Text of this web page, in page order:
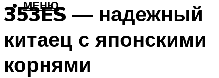
МЕНЮ
353ES — надежный
китаец с японскими
корнями